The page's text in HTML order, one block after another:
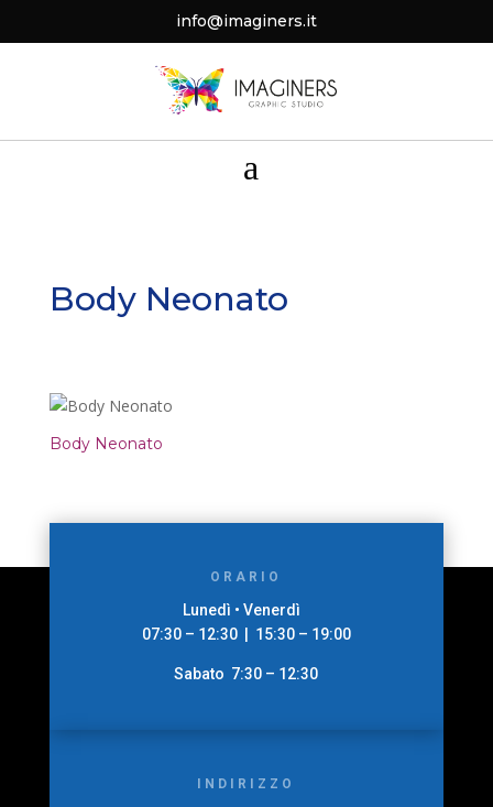
info@imaginers.it
a
Body Neonato
Body Neonato
ORARIO
Lunedì • Venerdì
07:30 – 12:30 | 15:30 – 19:00
Sabato 7:30 – 12:30
INDIRIZZO